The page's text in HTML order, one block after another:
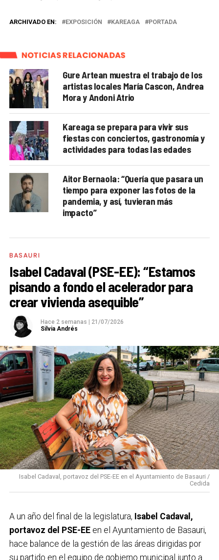
ARCHIVADO EN: EXPOSICIÓN KAREAGA PORTADA
NOTICIAS RELACIONADAS
Gure Artean muestra el trabajo de los
artistas locales María Cascon, Andrea
Mora y Andoni Atrio
Kareaga se prepara para vivir sus
fiestas con conciertos, gastronomía y
actividades para todas las edades
Aitor Bernaola: “Quería que pasara un
tiempo para exponer las fotos de la
pandemia, y así, tuvieran más
impacto”
BASAURI
Isabel Cadaval (PSE-EE): “Estamos
pisando a fondo el acelerador para
crear vivienda asequible”
Hace 2 semanas
21/07/2026
Silvia Andrés
Isabel Cadaval, portavoz del PSE-EE en el Ayuntamiento de Basauri /
Cedida
A un año del final de la legislatura, Isabel Cadaval,
portavoz del PSE-EEen el Ayuntamiento de Basauri,
hace balance de la gestión de las áreas dirigidas por
su partido en el equipo de gobierno municipal junto a